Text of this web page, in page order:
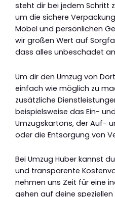
steht dir bei jedem Schritt
um die sichere
Möbel und persönlichen
wir großen Wert auf
dass alles unbeschadet
Um dir den Umzug von
einfach wie möglich zu
zusätzliche
beispielsweise das Ein-
Umzugskartons, der Auf-
oder die Entsorgung von
Bei Umzug Huber kannst
und transparente
nehmen uns Zeit für eine
gehen auf deine